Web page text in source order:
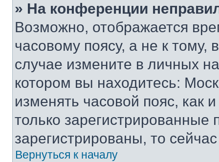
» На конференции
Возможно, отображается
часовому поясу, а не к тому,
случае измените в личных
котором вы находитесь:
изменять часовой пояс, как
только
зарегистрированы, то
Вернуться к началу